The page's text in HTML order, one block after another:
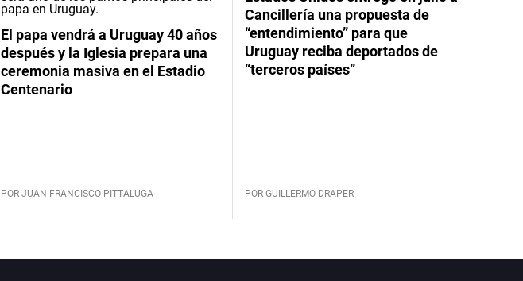
El papa vendrá a Uruguay 40 años
después y la Iglesia prepara una
ceremonia masiva en el Estadio
Centenario
POR JUAN FRANCISCO PITTALUGA
Cancillería una propuesta de
“entendimiento” para que
Uruguay reciba deportados de
“terceros países”
POR GUILLERMO DRAPER